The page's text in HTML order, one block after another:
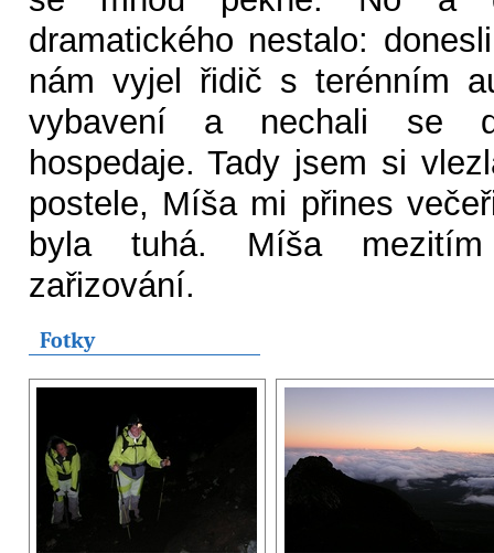
dramatického nestalo:
nám vyjel řidič s terénním
vybavení a nechali se
hospedaje. Tady jsem si
postele, Míša mi přines
byla tuhá. Míša
zařizování.
Fotky